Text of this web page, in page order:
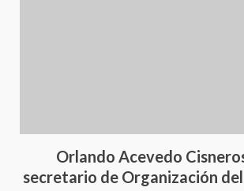
Orlando Acevedo
secretario de Organización
Ciudad Salud: justicia
Oaxaca